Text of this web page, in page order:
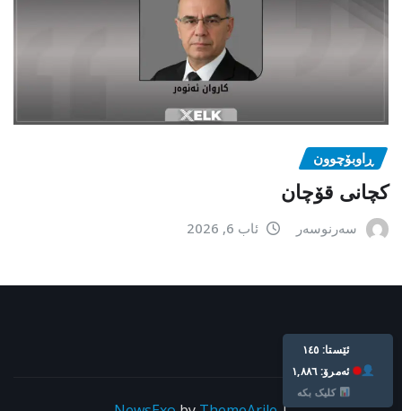
ڕاوبۆچوون
کچانی قۆچان
سەرنوسەر ئاب 6, 2026
ئێستا: ١٤٥
ئه‌مرۆ: ١,٨٨٦
کلیک بکە